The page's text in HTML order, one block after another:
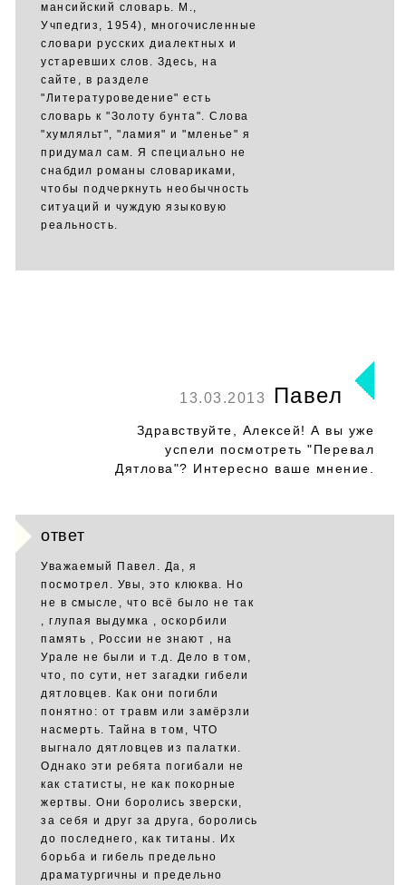
мансийский словарь. М.,
Учпедгиз, 1954), многочисленные
словари русских диалектных и
устаревших слов. Здесь, на
сайте, в разделе
"Литературоведение" есть
словарь к "Золоту бунта". Слова
"хумляльт", "ламия" и "мленье" я
придумал сам. Я специально не
снабдил романы словариками,
чтобы подчеркнуть необычность
ситуаций и чуждую языковую
реальность.
13.03.2013 Павел
Здравствуйте, Алексей! А вы уже
успели посмотреть "Перевал
Дятлова"? Интересно ваше мнение.
ответ
Уважаемый Павел. Да, я
посмотрел. Увы, это клюква. Но
не в смысле, что всё было не так
, глупая выдумка , оскорбили
память , России не знают , на
Урале не были и т.д. Дело в том,
что, по сути, нет загадки гибели
дятловцев. Как они погибли
понятно: от травм или замёрзли
насмерть. Тайна в том, ЧТО
выгнало дятловцев из палатки.
Однако эти ребята погибали не
как статисты, не как покорные
жертвы. Они боролись зверски,
за себя и друг за друга, боролись
до последнего, как титаны. Их
борьба и гибель предельно
драматургичны и предельно